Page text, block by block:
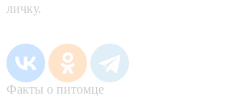
личку.
Факты о питомце